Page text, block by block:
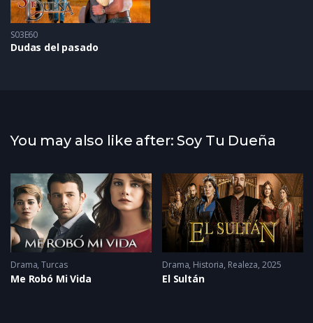
S03E60
Dudas del pasado
You may also like after: Soy Tu Dueña
- 2022
Drama,Turcas
Me Robó Mi Vida
Drama, Historia, Realeza 2025
El Sultán